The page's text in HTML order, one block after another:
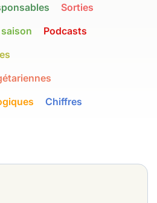
Sorties
Podcasts
Chiffres